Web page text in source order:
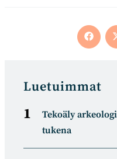
Opens
in
Luetuimmat
Tekoäly
tukena